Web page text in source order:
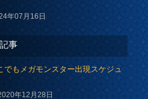
年07月16日
事
でもメガモンスター出現スケジュ
年12月28日